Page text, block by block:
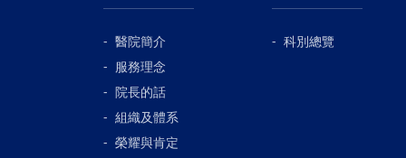
醫院簡介
服務理念
院長的話
組織及體系
榮耀與肯定
科別總覽